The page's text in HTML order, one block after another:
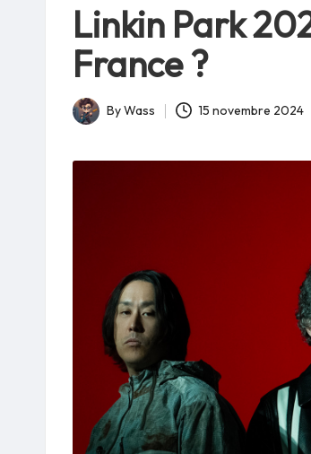
Linkin Park
France ?
Posted
ByWass 15 novembre 2024